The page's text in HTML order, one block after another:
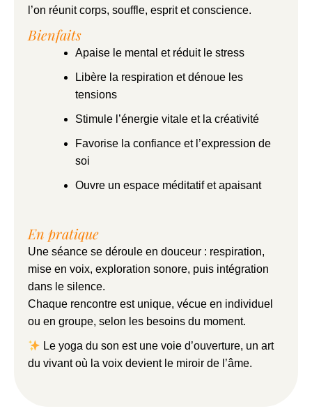
l’on réunit corps, souffle, esprit et conscience.
Bienfaits
Apaise le mental et réduit le stress
Libère la respiration et dénoue les
tensions
Stimule l’énergie vitale et la créativité
Favorise la confiance et l’expression de
soi
Ouvre un espace méditatif et apaisant
En pratique
Une séance se déroule en douceur : respiration,
mise en voix, exploration sonore, puis intégration
dans le silence.
Chaque rencontre est unique, vécue en individuel
ou en groupe, selon les besoins du moment.
Le yoga du son est une voie d’ouverture, un art
du vivant où la voix devient le miroir de l’âme.